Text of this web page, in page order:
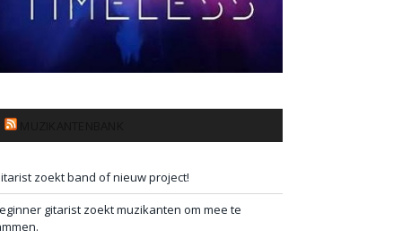
zoekt band of nieuw project!
gitarist zoekt muzikanten om mee te